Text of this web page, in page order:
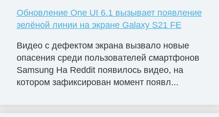
Обновление One UI 6.1 вызывает появление
зелёной линии на экране Galaxy S21 FE
Видео с дефектом экрана вызвало новые
опасения среди пользователей смартфонов
Samsung На Reddit появилось видео, на
котором зафиксирован момент появл...